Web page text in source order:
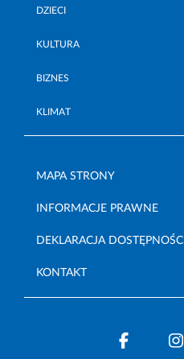
DZIECI
KULTURA
BIZNES
KLIMAT
MAPA STRONY
INFORMACJE PRAWNE
DEKLARACJA DOSTĘPNOŚCI
KONTAKT